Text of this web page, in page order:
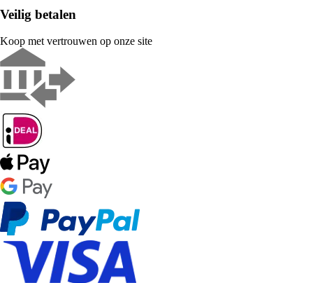
Veilig betalen
Koop met vertrouwen op onze site